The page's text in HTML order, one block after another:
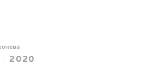
2020